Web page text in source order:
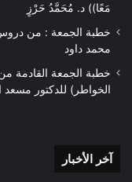
مَعًا)) د. مُحَمَّدُ حَرْزٍ
خطبة الجمعة : من دروس
محمد داود
خطبة الجمعة القادمة
الخواطر) للدكتور مسعد
آخر الأخبار